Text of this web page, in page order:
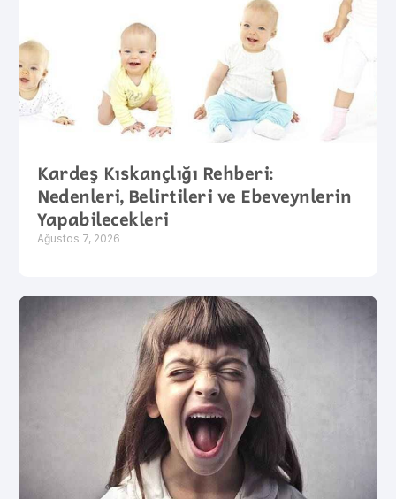
Kardeş Kıskançlığı Rehberi:
Nedenleri, Belirtileri ve Ebeveynlerin
Yapabilecekleri
Ağustos 7, 2026